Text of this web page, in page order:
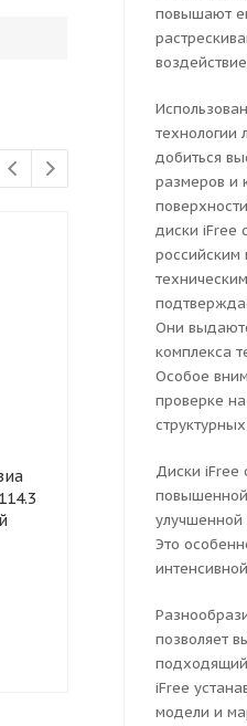
штампованный
Ceed 6.5x16
Dia 67.1
Много
руб.
повышают
технологии
добиться
размеров и
диски iFree
Они
комплекса
Особое
проверке
Диски iFree
улучшенной
Это
позволяет
iFree
модели и